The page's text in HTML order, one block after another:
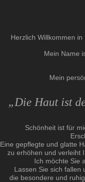
Herzlich Willkommen
Mein Name
Mein
„Die Haut ist
Schönheit ist für
Eine gepflegte und glatte
zu erhöhen und verleiht
Ich möchte Sie
Lassen Sie sich fallen
die besondere und